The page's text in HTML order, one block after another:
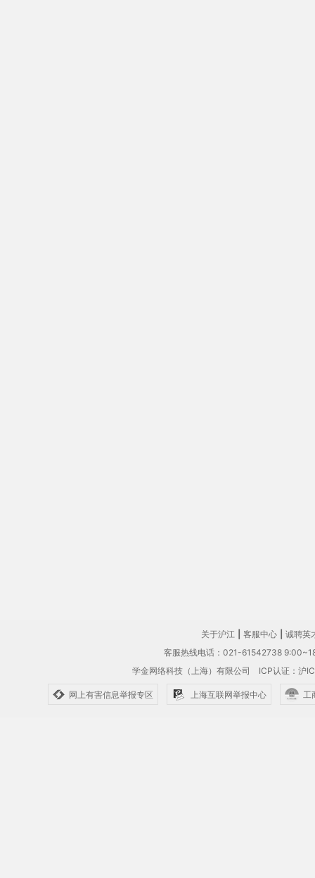
关于沪江 客服中心
诚聘英
客服热线电话：021-61542738
学金网络科技（上海）有限公司 ICP认证：沪
网上有害信息举报专区 上海互联网举报中心 工